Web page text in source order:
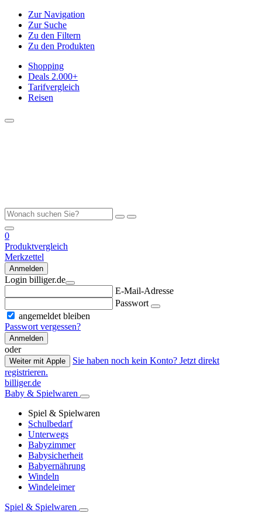
Zur Navigation
Zur Suche
Zu den Filtern
Zu den Produkten
Shopping
Deals 2.000+
Tarifvergleich
Reisen
0
Produktvergleich
Merkzettel
Anmelden
Login billiger.de
E-Mail-Adresse
Passwort
angemeldet bleiben
Passwort vergessen?
Anmelden
oder
Weiter mit Apple
Sie haben noch kein Konto? Jetzt direkt
registrieren.
billiger.de
Baby & Spielwaren
Spiel & Spielwaren
Schulbedarf
Unterwegs
Babyzimmer
Babysicherheit
Babyernährung
Windeln
Windeleimer
Spiel & Spielwaren